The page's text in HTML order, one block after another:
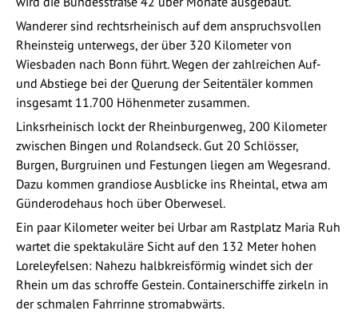
Wanderer sind rechtsrheinisch auf dem anspruchsvollen
Rheinsteig unterwegs, der über 320 Kilometer von
Wiesbaden nach Bonn führt. Wegen der zahlreichen Auf-
und Abstiege bei der Querung der Seitentäler kommen
insgesamt 11.700 Höhenmeter zusammen.
Linksrheinisch lockt der Rheinburgenweg, 200 Kilometer
zwischen Bingen und Rolandseck. Gut 20 Schlösser,
Burgen, Burgruinen und Festungen liegen am Wegesrand.
Dazu kommen grandiose Ausblicke ins Rheintal, etwa am
Günderodehaus hoch über Oberwesel.
Ein paar Kilometer weiter bei Urbar am Rastplatz Maria Ruh
wartet die spektakuläre Sicht auf den 132 Meter hohen
Loreleyfelsen: Nahezu halbkreisförmig windet sich der
Rhein um das schroffe Gestein. Containerschiffe zirkeln in
der schmalen Fahrrinne stromabwärts.